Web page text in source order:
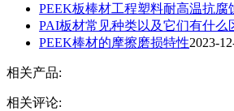
PEEK板棒材工程塑料耐高温抗腐
PAI板材常见种类以及它们有什么
PEEK棒材的摩擦磨损特性2023-
相关产品:
相关评论: